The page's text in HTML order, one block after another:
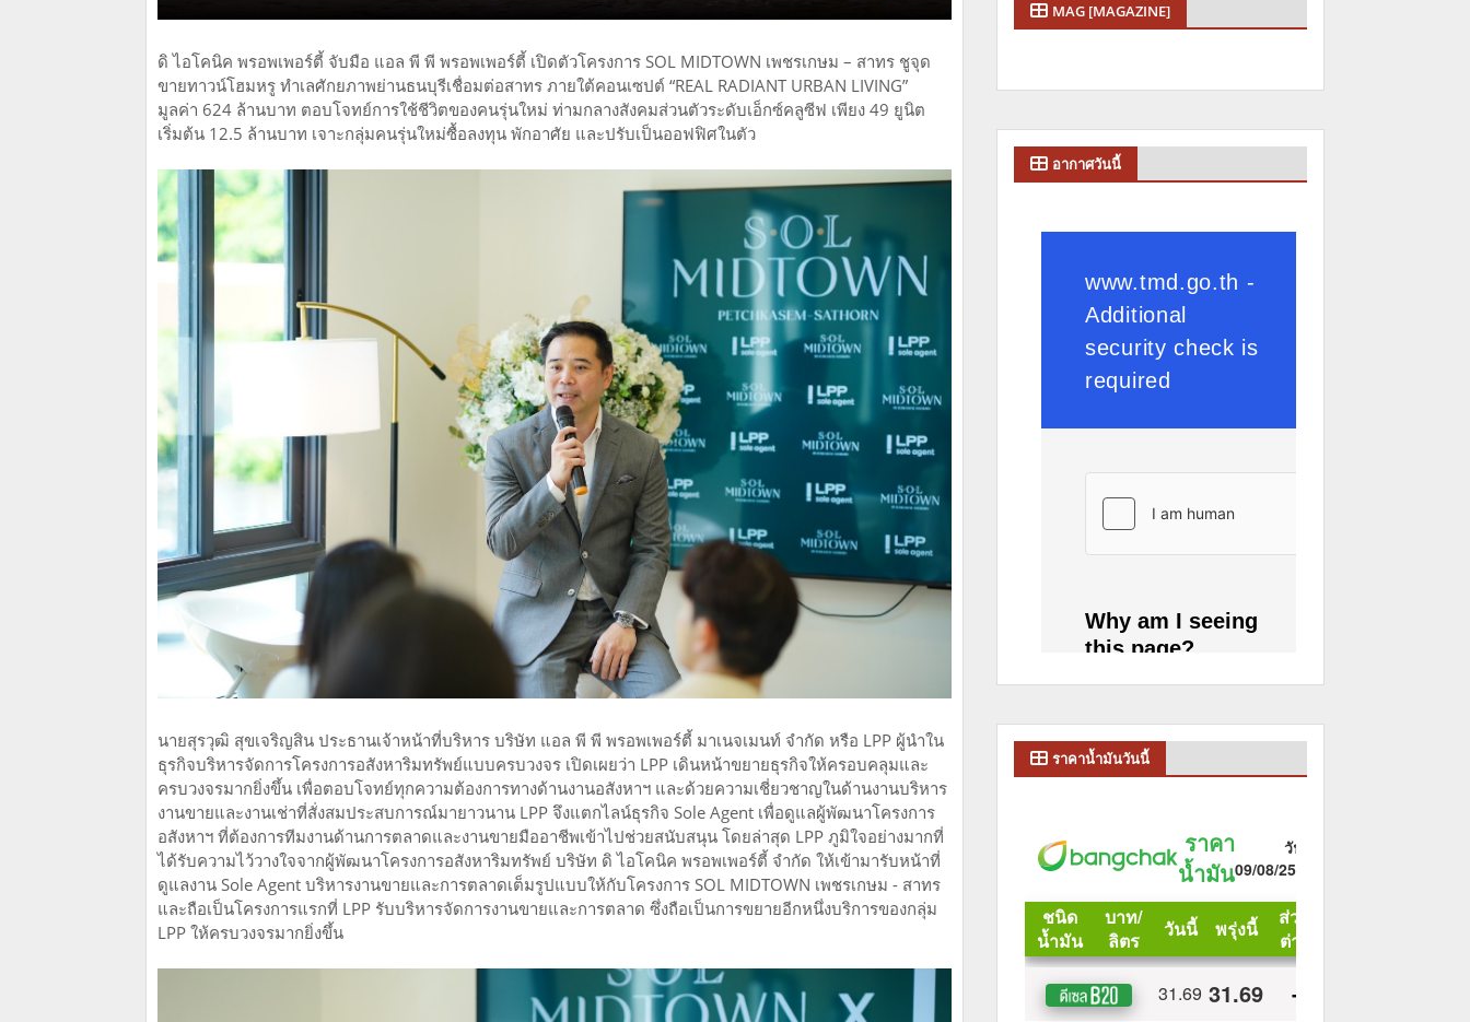
ดิ ไอโคนิค พรอพเพอร์ตี้ จับมือ แอล พี พี พรอพเพอร์ตี้ เปิดตัวโครงการ SOL MIDTOWN เพชรเกษม – สาทร ชูจุด
ขายทาวน์โฮมหรู ทําเลศักยภาพย่านธนบุรีเชื่อมต่อสาทร ภายใต้คอนเซปต์ “REAL RADIANT URBAN LIVING”
มูลค่า 624 ล้านบาท ตอบโจทย์การใช้ชีวิตของคนรุ่นใหม่ ท่ามกลางสังคมส่วนตัวระดับเอ็กซ์คลูซีฟ เพียง 49 ยูนิต
เริ่มต้น 12.5 ล้านบาท เจาะกลุ่มคนรุ่นใหม่ซื้อลงทุน พักอาศัย และปรับเป็นออฟฟิศในตัว
นายสุรวุฒิ สุขเจริญสิน ประธานเจ้าหน้าที่บริหาร บริษัท แอล พี พี พรอพเพอร์ตี้ มาเนจเมนท์ จํากัด หรือ LPP ผู้นําใน
ธุรกิจบริหารจัดการโครงการอสังหาริมทรัพย์แบบครบวงจร เปิดเผยว่า LPP เดินหน้าขยายธุรกิจให้ครอบคลุมและ
ครบวงจรมากยิ่งขึ้น เพื่อตอบโจทย์ทุกความต้องการทางด้านงานอสังหาฯ และด้วยความเชี่ยวชาญในด้านงานบริหาร
งานขายและงานเช่าที่สั่งสมประสบการณ์มายาวนาน LPP จึงแตกไลน์ธุรกิจ Sole Agent เพื่อดูแลผู้พัฒนาโครงการ
อสังหาฯ ที่ต้องการทีมงานด้านการตลาดและงานขายมืออาชีพเข้าไปช่วยสนับสนุน โดยล่าสุด LPP ภูมิใจอย่างมากที่
ได้รับความไว้วางใจจากผู้พัฒนาโครงการอสังหาริมทรัพย์ บริษัท ดิ ไอโคนิค พรอพเพอร์ตี้ จํากัด ให้เข้ามารับหน้าที่
ดูแลงาน Sole Agent บริหารงานขายและการตลาดเต็มรูปแบบให้กับโครงการ SOL MIDTOWN เพชรเกษม - สาทร
และถือเป็นโครงการแรกที่ LPP รับบริหารจัดการงานขายและการตลาด ซึ่งถือเป็นการขยายอีกหนึ่งบริการของกลุ่ม
LPP ให้ครบวงจรมากยิ่งขึ้น
MAG [MAGAZINE]
อากาศวันนี้
ราคาน้ำมันวันนี้